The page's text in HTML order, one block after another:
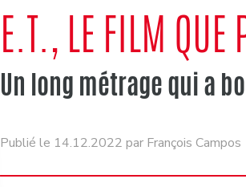
E.T., LE FILM QUE
Un long métrage qui a
Publié le 14.12.2022 par François Campos